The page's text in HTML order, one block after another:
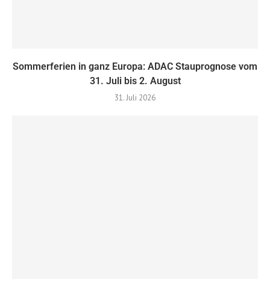
Sommerferien in ganz Europa: ADAC Stauprognose vom
31. Juli bis 2. August
31. Juli 2026